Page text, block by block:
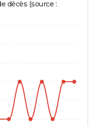
décès (source :